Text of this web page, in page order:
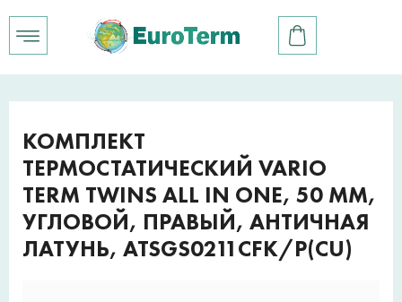
КОМПЛЕКТ
ТЕРМОСТАТИЧЕСКИЙ VARIO
TERM TWINS ALL IN ONE, 50 ММ,
УГЛОВОЙ, ПРАВЫЙ, АНТИЧНАЯ
ЛАТУНЬ, ATSGS0211CFK/P(CU)